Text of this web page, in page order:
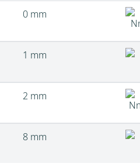
0 mm
1 mm
2 mm
8 mm